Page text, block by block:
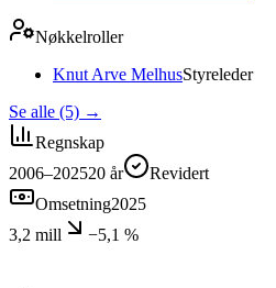
Nøkkelroller
Knut Arve MelhusStyreleder
Se alle (5) →
Regnskap
2006–202520 år
Revidert
Omsetning2025
3,2 mill
−5,1 %